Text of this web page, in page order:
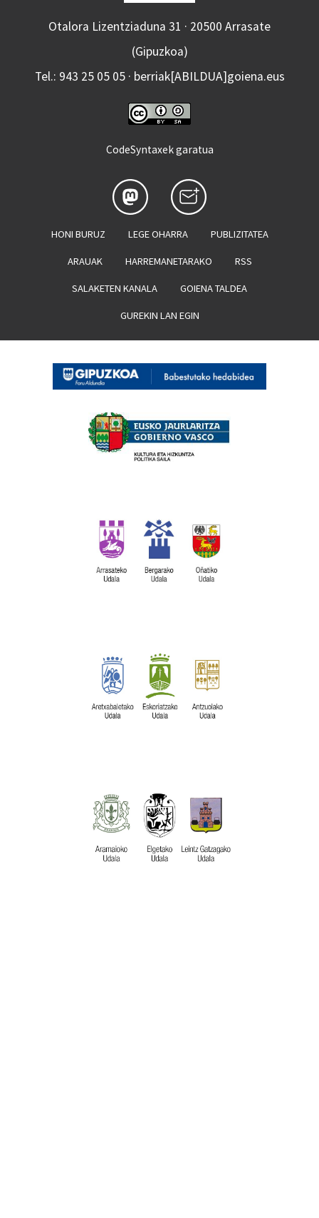
Otalora Lizentziaduna 31 · 20500 Arrasate
(Gipuzkoa)
Tel.: 943 25 05 05 · berriak[ABILDUA]goiena.eus
CodeSyntaxek garatua
HONI BURUZ LEGE OHARRA PUBLIZITATEA
ARAUAK HARREMANETARAKO RSS
SALAKETEN KANALA GOIENA TALDEA
GUREKIN LAN EGIN